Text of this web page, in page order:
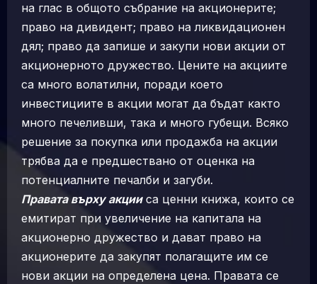
на глас в общото събрание на акционерите;
право на дивидент; право на ликвидационен
дял; право да запише и закупи нови акции от
акционерното дружество. Цените на акциите
са много волатилни, поради което
инвестициите в акции могат да бъдат както
много печеливши, така и много губещи. Всяко
решение за покупка или продажба на акции
трябва да е предшествано от оценка на
потенциалните печалби и загуби.
Правата върху акцииса ценни книжа, които се
емитират при увеличение на капитала на
акционерно дружество и дават право на
акционерите да закупят полагащите им се
нови акции на определена цена. Правата се